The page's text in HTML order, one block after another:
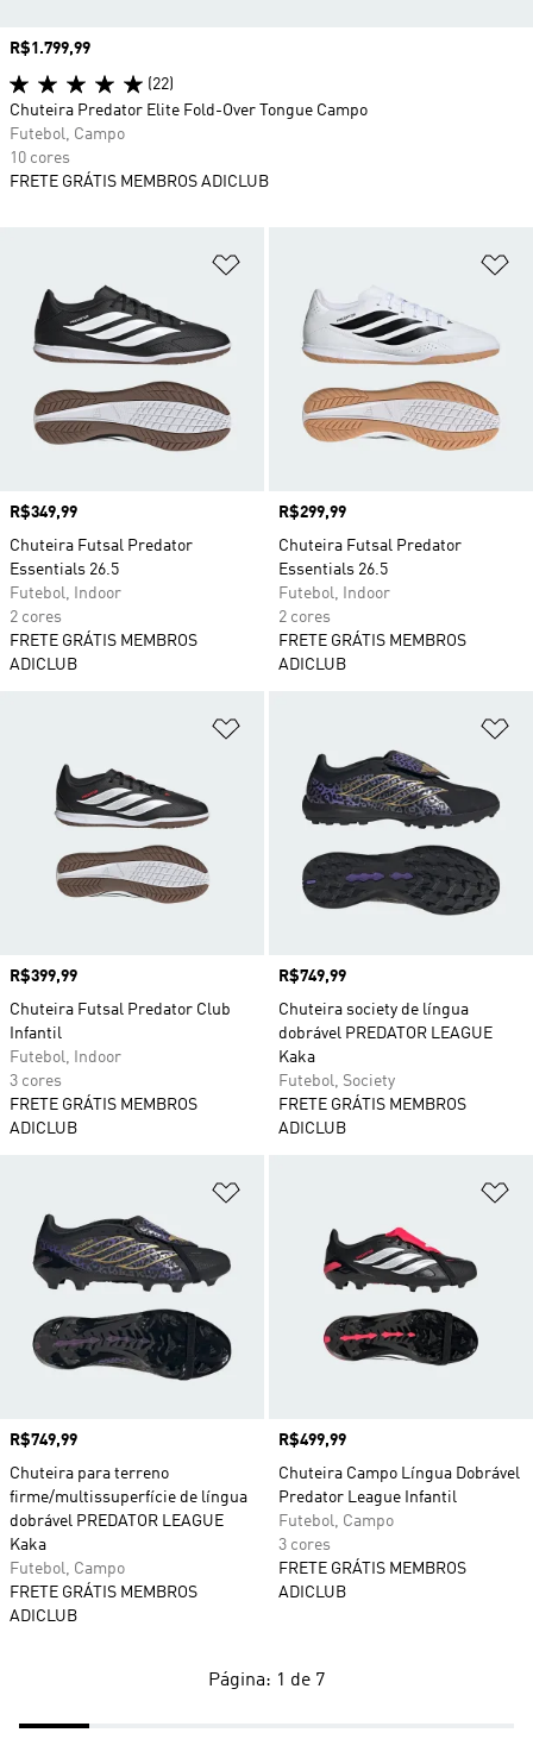
Preço
R$349,99
Chuteira Futsal Predator
Essentials 26.5
Futebol, Indoor
2 cores
FRETE GRÁTIS MEMBROS
ADICLUB
Preço
R$299,99
Chuteira Futsal Predator
Essentials 26.5
Futebol, Indoor
2 cores
FRETE GRÁTIS MEMBROS
ADICLUB
Preço
R$399,99
Chuteira Futsal Predator Club
Infantil
Futebol, Indoor
3 cores
FRETE GRÁTIS MEMBROS
ADICLUB
Preço
R$749,99
Chuteira society de língua
dobrável PREDATOR LEAGUE
Kaka
Futebol, Society
FRETE GRÁTIS MEMBROS
ADICLUB
Preço
R$749,99
Chuteira para terreno
firme/multissuperfície de língua
dobrável PREDATOR LEAGUE
Kaka
Futebol, Campo
FRETE GRÁTIS MEMBROS
ADICLUB
Preço
R$499,99
Chuteira Campo Língua Dobrável
Predator League Infantil
Futebol, Campo
3 cores
FRETE GRÁTIS MEMBROS
ADICLUB
Preço
R$1.799,99
(22)
Chuteira Predator Elite Fold-Over Tongue Campo
Futebol, Campo
10 cores
FRETE GRÁTIS MEMBROS ADICLUB
Página: 1 de 7